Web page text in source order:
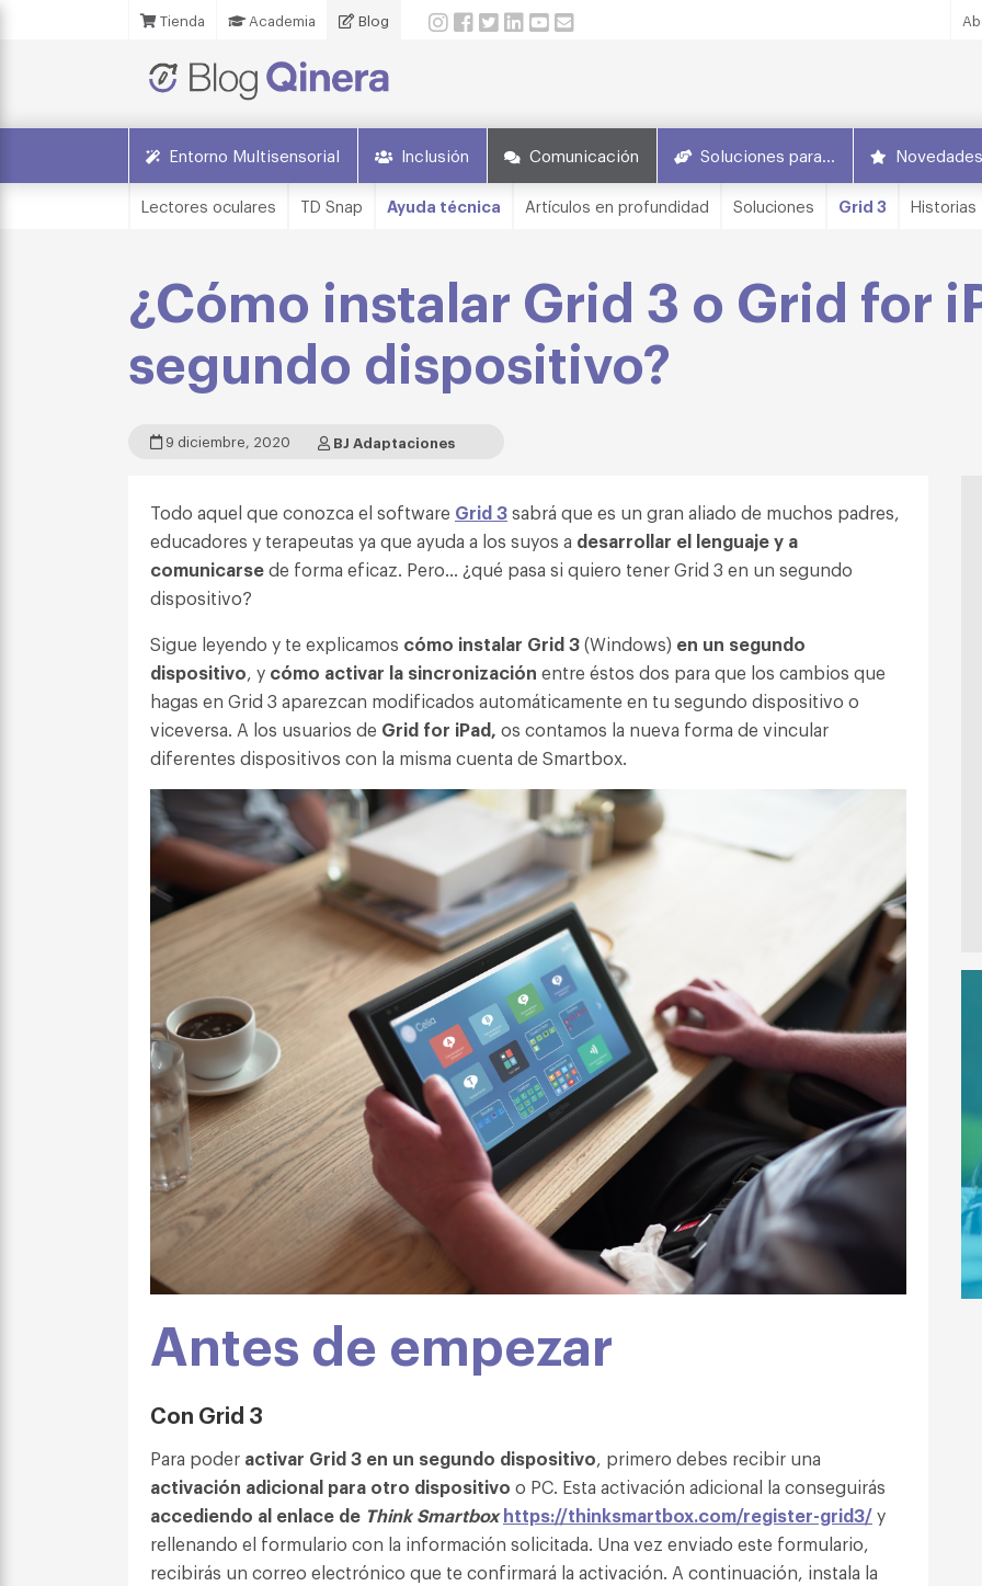
Tienda Academia Blog
Entorno Multisensorial Inclusión Comunicación Soluciones para… Novedades
Lectores oculares TD Snap Ayuda técnica Artículos en profundidad Soluciones Grid 3 Historias
¿Cómo instalar Grid 3 o Grid for
segundo dispositivo?
9 diciembre, 2020 BJ Adaptaciones
Todo aquel que conozca el software Grid 3sabrá que es un gran aliado de muchos padres,
educadores y terapeutas ya que ayuda a los suyos a desarrollar el lenguaje y a
comunicarsede forma eficaz. Pero… ¿qué pasa si quiero tener Grid 3 en un segundo
dispositivo?
Sigue leyendo y te explicamos cómo instalar Grid 3(Windows) en un segundo
dispositivo, y cómo activar la sincronización entre éstos dos para que los cambios que
hagas en Grid 3 aparezcan modificados automáticamente en tu segundo dispositivo o
viceversa. A los usuarios de Grid for iPad, os contamos la nueva forma de vincular
diferentes dispositivos con la misma cuenta de Smartbox.
Antes de empezar
Con Grid 3
Para poder activar Grid 3 en un segundo dispositivo, primero debes recibir una
activación adicional para otro dispositivo o PC. Esta activación adicional la conseguirás
accediendo al enlace de Think Smartbox https://thinksmartbox.com/register-grid3/y
rellenando el formulario con la información solicitada. Una vez enviado este formulario,
recibirás un correo electrónico que te confirmará la activación. A continuación, instala la